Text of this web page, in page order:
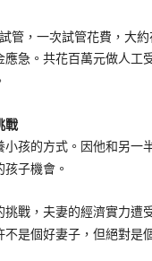
，一次試管花費，大約
急。共花百萬元做人
戰
的方式。因他和另一
子機會。
，夫妻的經濟實力遭
是個好妻子，但絕對是